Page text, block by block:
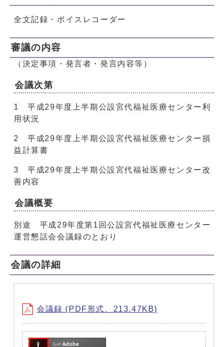
全文記録・ボイスレコーダー
審議の内容
（決定事項・発言者・発言内容等）
会議次第
1 平成29年度上半期公設宮代福祉医療センター利
用状況
2 平成29年度上半期公設宮代福祉医療センター損
益計算書
3 平成29年度上半期公設宮代福祉医療センター改
善内容
会議概要
別途 平成29年度第1回公設宮代福祉医療センター
運営懇話会会議録のとおり
会議の詳細
会議録 (PDF形式、213.47KB)